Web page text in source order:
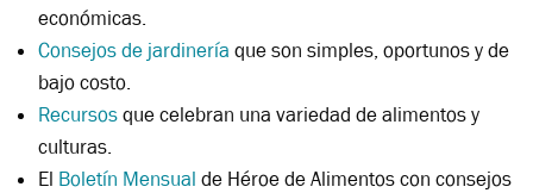
económicas.
Consejos de jardinería que son simples, oportunos y de
bajo costo.
Recursosque celebran una variedad de alimentos y
culturas.
El Boletín Mensual de Héroe de Alimentos con consejos